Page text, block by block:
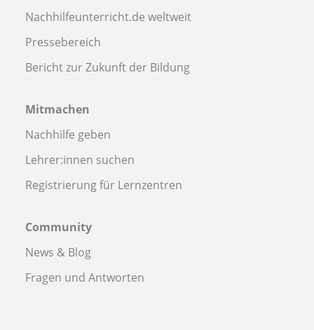
Nachhilfeunterricht.de weltweit
Pressebereich
Bericht zur Zukunft der Bildung
Mitmachen
Nachhilfe geben
Lehrer:innen suchen
Registrierung für Lernzentren
Community
News & Blog
Fragen und Antworten